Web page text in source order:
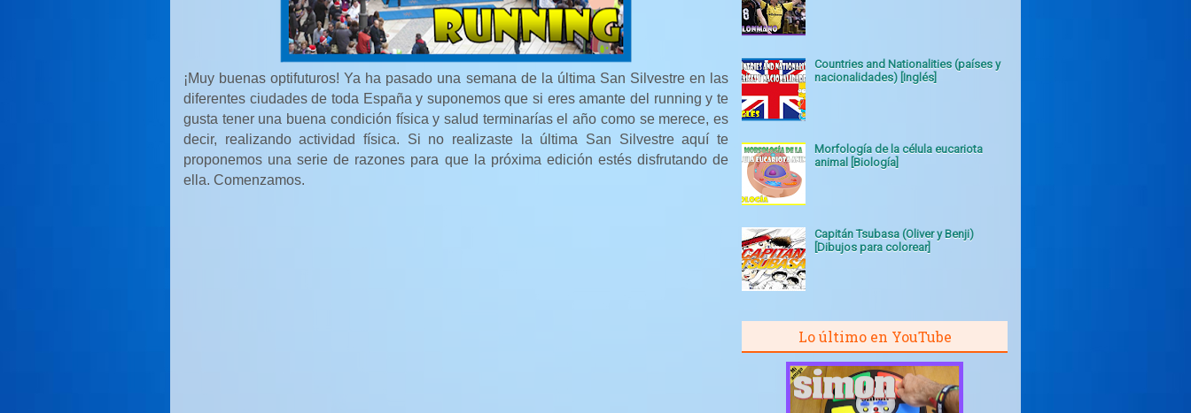
¡Muy buenas optifuturos! Ya ha pasado una semana de la última San Silvestre en las
diferentes ciudades de toda España y suponemos que si eres amante del running y te
gusta tener una buena condición física y salud terminarías el año como se merece, es
decir, realizando actividad física. Si no realizaste la última San Silvestre aquí te
proponemos una serie de razones para que la próxima edición estés disfrutando de
ella. Comenzamos.
Countries and Nationalities (países y
nacionalidades) [Inglés]
Morfología de la célula eucariota
animal [Biología]
Capitán Tsubasa (Oliver y Benji)
[Dibujos para colorear]
Lo último en YouTube